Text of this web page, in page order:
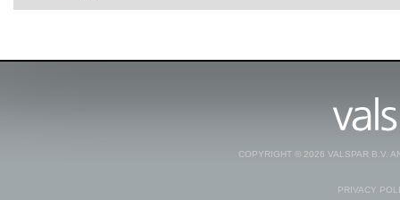
COPYRIGHT © 2026 VALSPAR B.V.
PRIVACY